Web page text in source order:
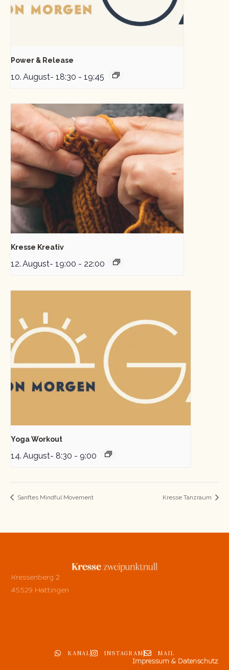
Power & Release
10. August- 18:30 - 19:45
Kresse Kreativ
12. August- 19:00 - 22:00
Yoga Workout
14. August- 8:30 - 9:00
Sanftes Mindful Movement Kresse Tanzraum
Kressenberg 2
45529 Hattingen
KANAL INSTAGRAM MAIL
Impressum & Datenschutz